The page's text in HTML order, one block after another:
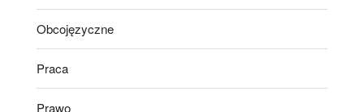
Obcojęzyczne
Praca
Prawo